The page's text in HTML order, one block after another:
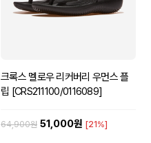
크록스 멜로우 리커버리 우먼스 플
립 [CRS211100/0116089]
64,900원 51,000원 [21%]